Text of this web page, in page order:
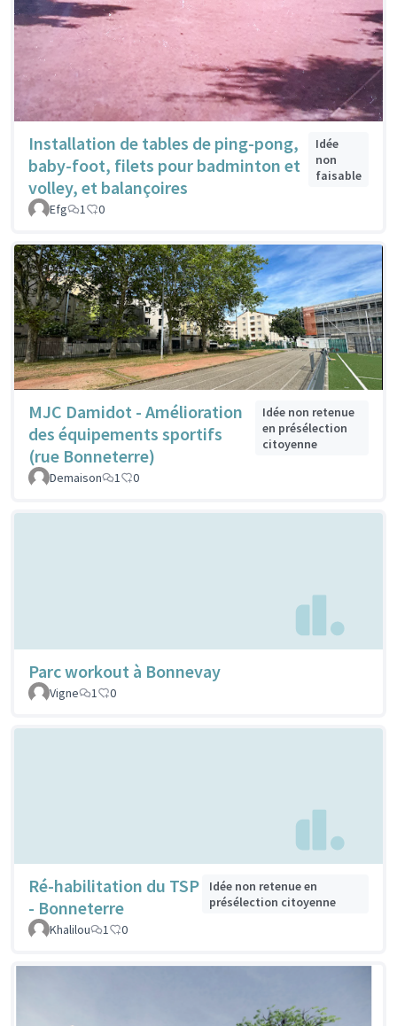
Installation de tables de ping-pong,
baby-foot, filets pour badminton et
volley, et balançoires
Idée
non
faisable
Efg 1 0
MJC Damidot - Amélioration
des équipements sportifs
(rue Bonneterre)
Idée non retenue
en présélection
citoyenne
Demaison 1 0
Parc workout à Bonnevay
Vigne 1 0
Ré-habilitation du TSP
- Bonneterre
Idée non retenue en
présélection citoyenne
Khalilou
1 0